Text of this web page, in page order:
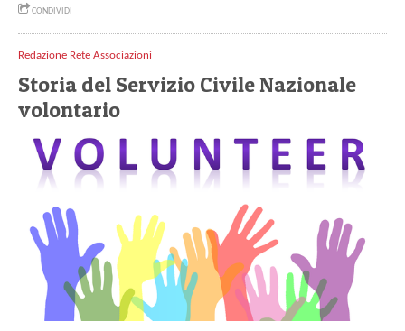
CONDIVIDI
Redazione Rete Associazioni
Storia del Servizio Civile Nazionale
volontario